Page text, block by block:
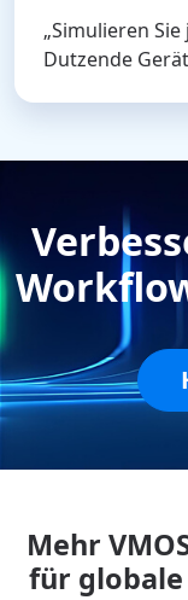
„Simulieren
Dutzende
Mehr
für